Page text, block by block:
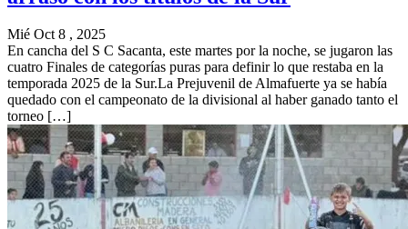
Mié Oct 8 , 2025
En cancha del S C Sacanta, este martes por la noche, se jugaron las
cuatro Finales de categorías puras para definir lo que restaba en la
temporada 2025 de la Sur.La Prejuvenil de Almafuerte ya se había
quedado con el campeonato de la divisional al haber ganado tanto el
torneo […]